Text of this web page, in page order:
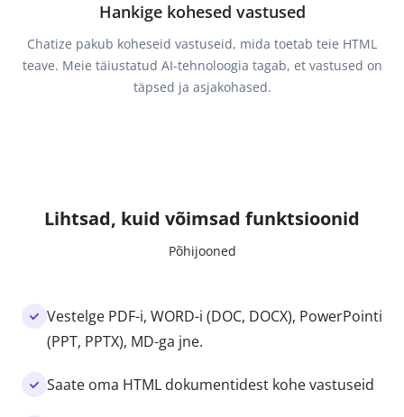
Hankige kohesed vastused
Chatize pakub koheseid vastuseid, mida toetab teie HTML
teave. Meie täiustatud AI-tehnoloogia tagab, et vastused on
täpsed ja asjakohased.
Lihtsad, kuid võimsad funktsioonid
Põhijooned
Vestelge PDF-i, WORD-i (DOC, DOCX), PowerPointi
(PPT, PPTX), MD-ga jne.
Saate oma HTML dokumentidest kohe vastuseid